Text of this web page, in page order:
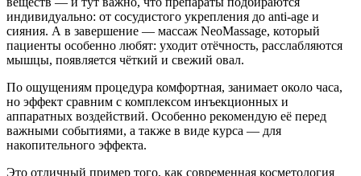
индивидуально: от сосудистого укрепления до anti-age и
сияния. А в завершение — массаж NeoMassage, который
пациенты особенно любят: уходит отёчность, расслабляются
мышцы, появляется чёткий и свежий овал.
По ощущениям процедура комфортная, занимает около часа,
но эффект сравним с комплексом инъекционных и
аппаратных воздействий. Особенно рекомендую её перед
важными событиями, а также в виде курса — для
накопительного эффекта.
Это отличный пример того, как современная косметология